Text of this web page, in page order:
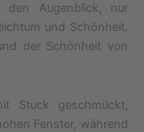
den Augenblick, nur
und Schönheit.
der Schönheit von
Stuck geschmückt,
Fenster, während